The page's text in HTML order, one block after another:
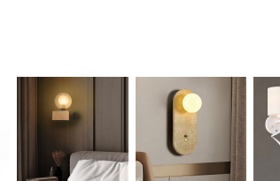
５．嚴禁一人註冊多個帳號或使用他人資訊註冊。若
形，恩沛科技股份有限公司將有權停止該用戶之使用